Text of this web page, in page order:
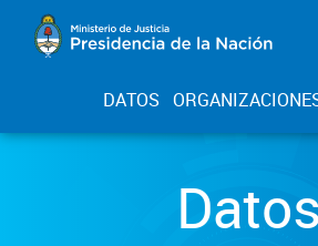
DATOS
Datos